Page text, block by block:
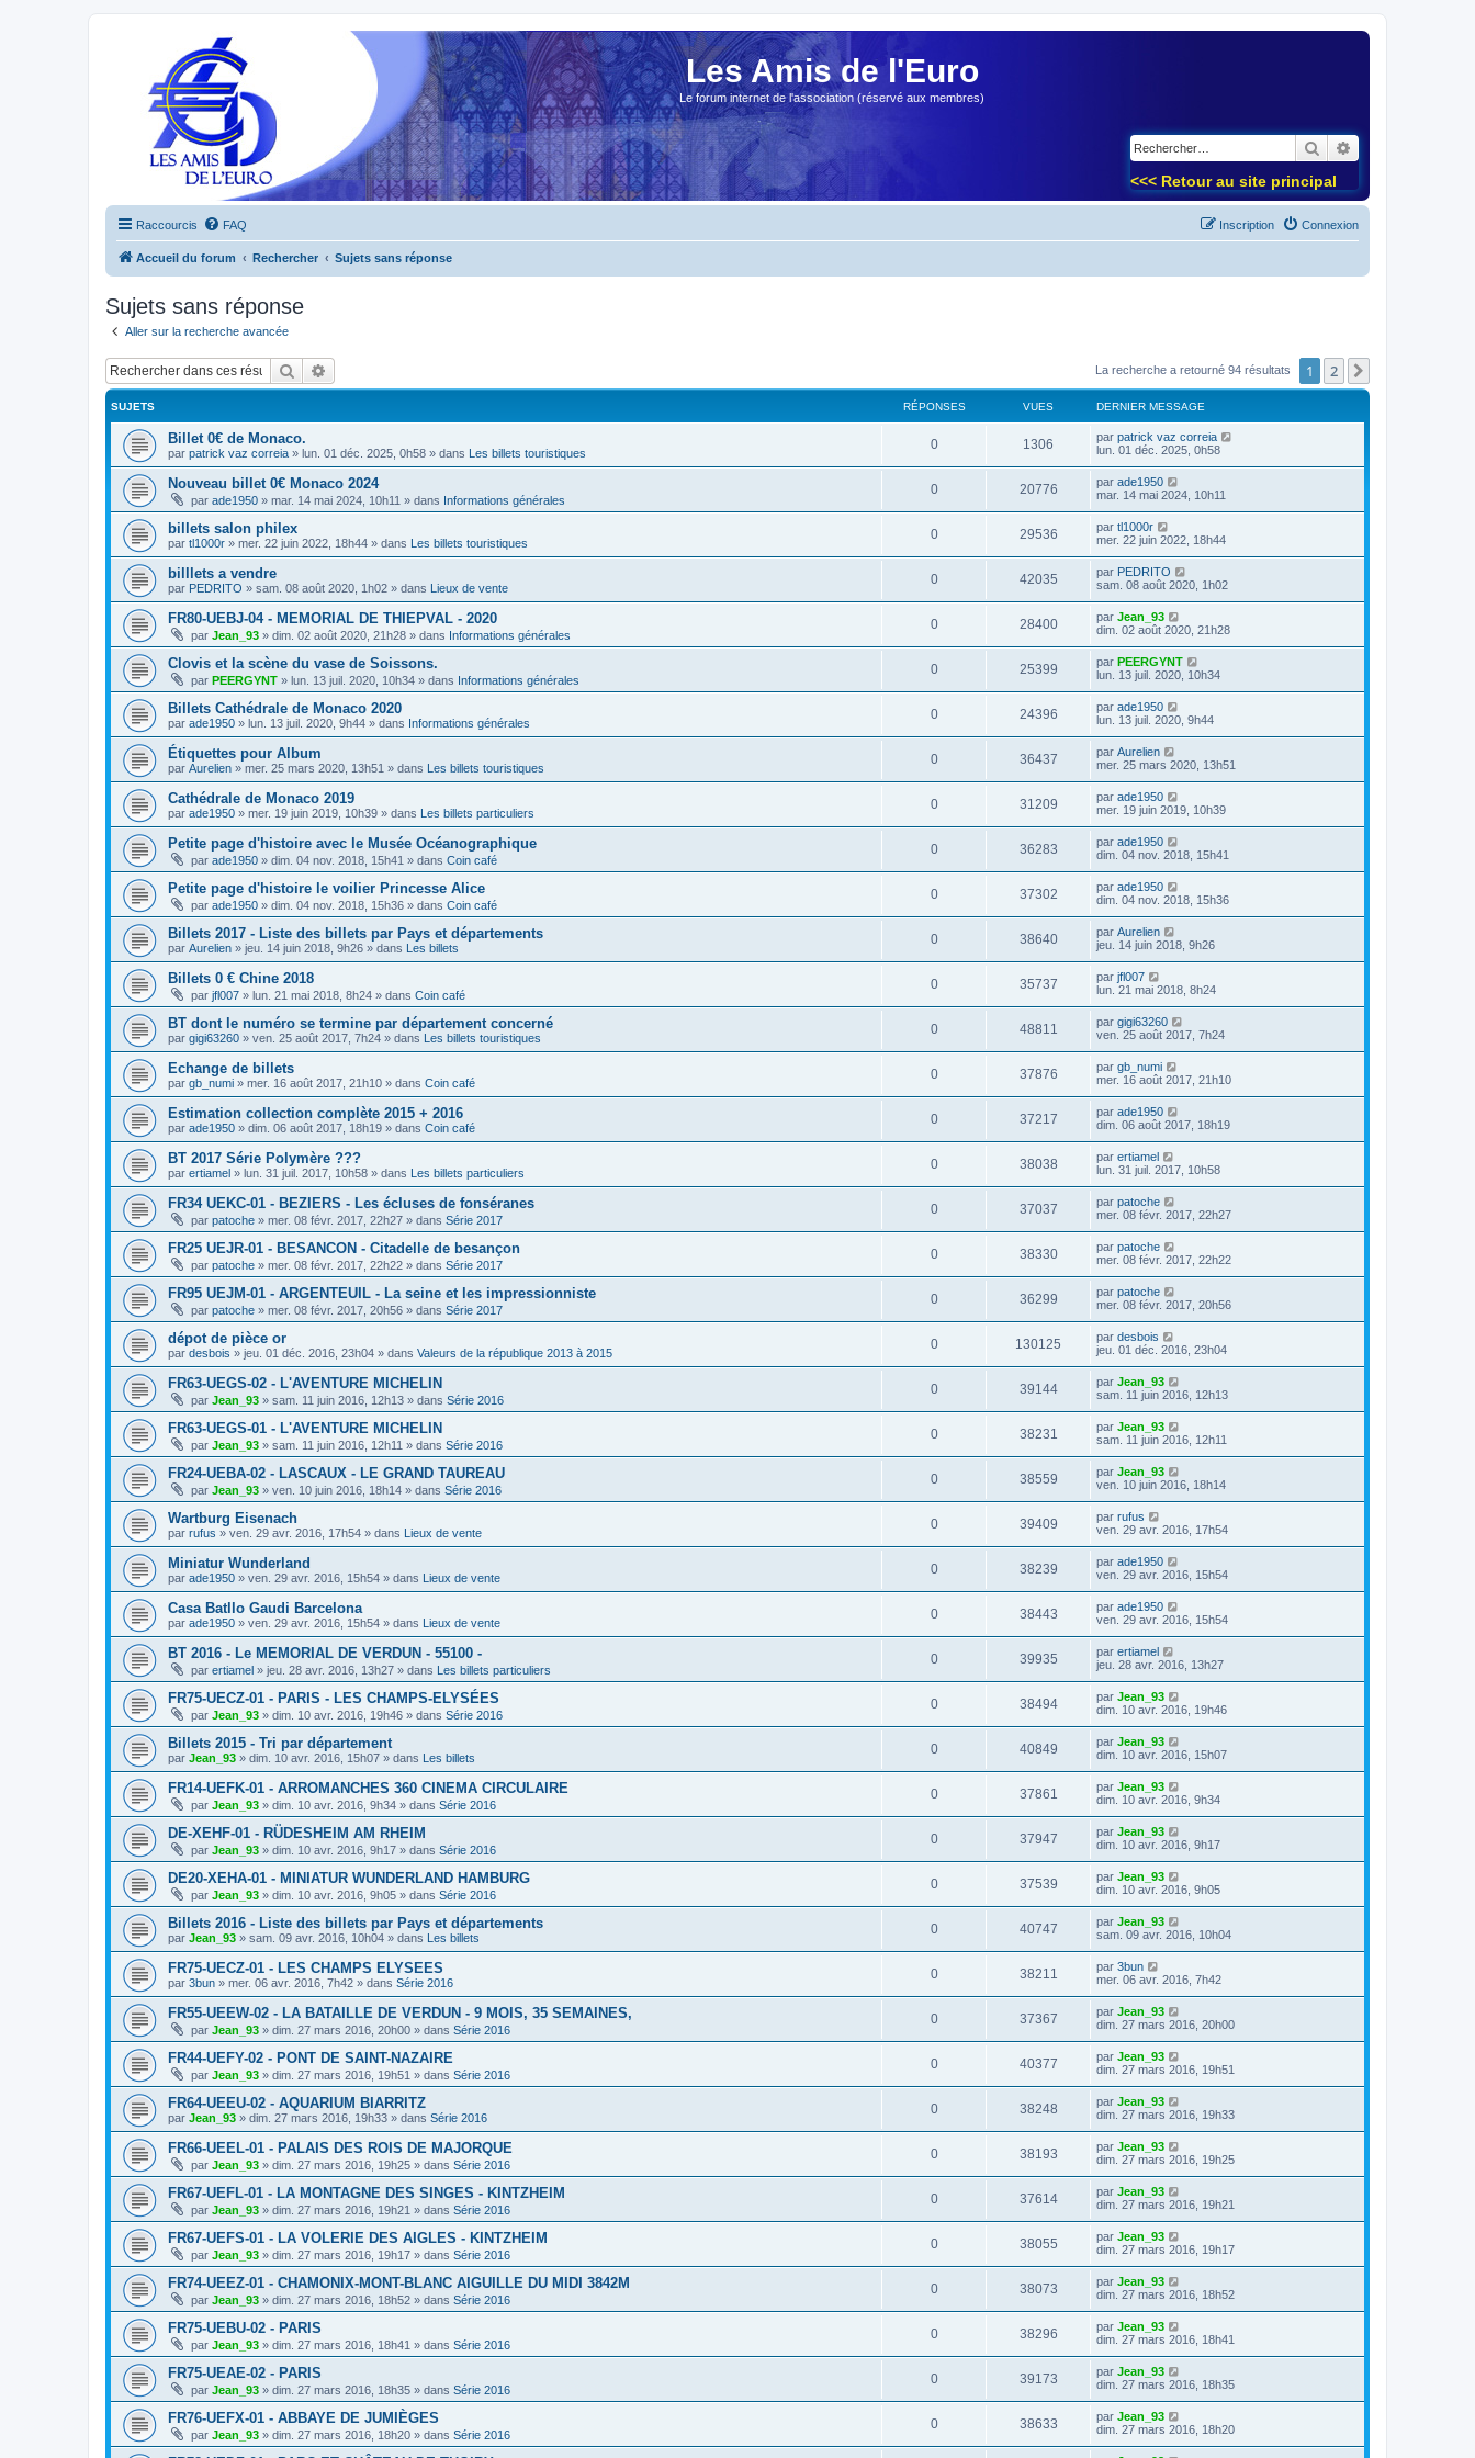
Les Amis de l'Euro
Le forum internet de l'association (réservé aux membres)
Rechercher
<<< Retour au site principal
Raccourcis FAQ Connexion
Inscription
Accueil du forum Rechercher Sujets sans réponse
Sujets sans réponse
Aller sur la recherche avancée
Rechercher La recherche a retourné 94 résultats 1 2
SUJETS RÉPONSES VUES DERNIER MESSAGE
Billet 0€ de Monaco.
par patrick vaz correia » lun. 01 déc. 2025, 0h58 » dans Les billets touristiques
0 1306 par patrick vaz correia
lun. 01 déc. 2025, 0h58
Nouveau billet 0€ Monaco 2024
par ade1950 » mar. 14 mai 2024, 10h11 » dans Informations générales
0 20776 par ade1950
mar. 14 mai 2024, 10h11
billets salon philex
par tl1000r » mer. 22 juin 2022, 18h44 » dans Les billets touristiques
0 29536 par tl1000r
mer. 22 juin 2022, 18h44
billlets a vendre
par PEDRITO » sam. 08 août 2020, 1h02 » dans Lieux de vente
0 42035 par PEDRITO
sam. 08 août 2020, 1h02
FR80-UEBJ-04 - MEMORIAL DE THIEPVAL - 2020
par Jean_93 » dim. 02 août 2020, 21h28 » dans Informations générales
0 28400 par Jean_93
dim. 02 août 2020, 21h28
Clovis et la scène du vase de Soissons.
par PEERGYNT » lun. 13 juil. 2020, 10h34 » dans Informations générales
0 25399 par PEERGYNT
lun. 13 juil. 2020, 10h34
Billets Cathédrale de Monaco 2020
par ade1950 » lun. 13 juil. 2020, 9h44 » dans Informations générales
0 24396 par ade1950
lun. 13 juil. 2020, 9h44
Étiquettes pour Album
par Aurelien » mer. 25 mars 2020, 13h51 » dans Les billets touristiques
0 36437 par Aurelien
mer. 25 mars 2020, 13h51
Cathédrale de Monaco 2019
par ade1950 » mer. 19 juin 2019, 10h39 » dans Les billets particuliers
0 31209 par ade1950
mer. 19 juin 2019, 10h39
Petite page d'histoire avec le Musée Océanographique
par ade1950 » dim. 04 nov. 2018, 15h41 » dans Coin café
0 36283 par ade1950
dim. 04 nov. 2018, 15h41
Petite page d'histoire le voilier Princesse Alice
par ade1950 » dim. 04 nov. 2018, 15h36 » dans Coin café
0 37302 par ade1950
dim. 04 nov. 2018, 15h36
Billets 2017 - Liste des billets par Pays et départements
par Aurelien » jeu. 14 juin 2018, 9h26 » dans Les billets
0 38640 par Aurelien
jeu. 14 juin 2018, 9h26
Billets 0 € Chine 2018
par jfl007 » lun. 21 mai 2018, 8h24 » dans Coin café
0 35737 par jfl007
lun. 21 mai 2018, 8h24
BT dont le numéro se termine par département concerné
par gigi63260 » ven. 25 août 2017, 7h24 » dans Les billets touristiques
0 48811 par gigi63260
ven. 25 août 2017, 7h24
Echange de billets
par gb_numi » mer. 16 août 2017, 21h10 » dans Coin café
0 37876 par gb_numi
mer. 16 août 2017, 21h10
Estimation collection complète 2015 + 2016
par ade1950 » dim. 06 août 2017, 18h19 » dans Coin café
0 37217 par ade1950
dim. 06 août 2017, 18h19
BT 2017 Série Polymère ???
par ertiamel » lun. 31 juil. 2017, 10h58 » dans Les billets particuliers
0 38038 par ertiamel
lun. 31 juil. 2017, 10h58
FR34 UEKC-01 - BEZIERS - Les écluses de fonséranes
par patoche » mer. 08 févr. 2017, 22h27 » dans Série 2017
0 37037 par patoche
mer. 08 févr. 2017, 22h27
FR25 UEJR-01 - BESANCON - Citadelle de besançon
par patoche » mer. 08 févr. 2017, 22h22 » dans Série 2017
0 38330 par patoche
mer. 08 févr. 2017, 22h22
FR95 UEJM-01 - ARGENTEUIL - La seine et les impressionniste
par patoche » mer. 08 févr. 2017, 20h56 » dans Série 2017
0 36299 par patoche
mer. 08 févr. 2017, 20h56
dépot de pièce or
par desbois » jeu. 01 déc. 2016, 23h04 » dans Valeurs de la république 2013 à 2015
0 130125 par desbois
jeu. 01 déc. 2016, 23h04
FR63-UEGS-02 - L'AVENTURE MICHELIN
par Jean_93 » sam. 11 juin 2016, 12h13 » dans Série 2016
0 39144 par Jean_93
sam. 11 juin 2016, 12h13
FR63-UEGS-01 - L'AVENTURE MICHELIN
par Jean_93 » sam. 11 juin 2016, 12h11 » dans Série 2016
0 38231 par Jean_93
sam. 11 juin 2016, 12h11
FR24-UEBA-02 - LASCAUX - LE GRAND TAUREAU
par Jean_93 » ven. 10 juin 2016, 18h14 » dans Série 2016
0 38559 par Jean_93
ven. 10 juin 2016, 18h14
Wartburg Eisenach
par rufus » ven. 29 avr. 2016, 17h54 » dans Lieux de vente
0 39409 par rufus
ven. 29 avr. 2016, 17h54
Miniatur Wunderland
par ade1950 » ven. 29 avr. 2016, 15h54 » dans Lieux de vente
0 38239 par ade1950
ven. 29 avr. 2016, 15h54
Casa Batllo Gaudi Barcelona
par ade1950 » ven. 29 avr. 2016, 15h54 » dans Lieux de vente
0 38443 par ade1950
ven. 29 avr. 2016, 15h54
BT 2016 - Le MEMORIAL DE VERDUN - 55100 -
par ertiamel » jeu. 28 avr. 2016, 13h27 » dans Les billets particuliers
0 39935 par ertiamel
jeu. 28 avr. 2016, 13h27
FR75-UECZ-01 - PARIS - LES CHAMPS-ELYSÉES
par Jean_93 » dim. 10 avr. 2016, 19h46 » dans Série 2016
0 38494 par Jean_93
dim. 10 avr. 2016, 19h46
Billets 2015 - Tri par département
par Jean_93 » dim. 10 avr. 2016, 15h07 » dans Les billets
0 40849 par Jean_93
dim. 10 avr. 2016, 15h07
FR14-UEFK-01 - ARROMANCHES 360 CINEMA CIRCULAIRE
par Jean_93 » dim. 10 avr. 2016, 9h34 » dans Série 2016
0 37861 par Jean_93
dim. 10 avr. 2016, 9h34
DE-XEHF-01 - RÜDESHEIM AM RHEIM
par Jean_93 » dim. 10 avr. 2016, 9h17 » dans Série 2016
0 37947 par Jean_93
dim. 10 avr. 2016, 9h17
DE20-XEHA-01 - MINIATUR WUNDERLAND HAMBURG
par Jean_93 » dim. 10 avr. 2016, 9h05 » dans Série 2016
0 37539 par Jean_93
dim. 10 avr. 2016, 9h05
Billets 2016 - Liste des billets par Pays et départements
par Jean_93 » sam. 09 avr. 2016, 10h04 » dans Les billets
0 40747 par Jean_93
sam. 09 avr. 2016, 10h04
FR75-UECZ-01 - LES CHAMPS ELYSEES
par 3bun » mer. 06 avr. 2016, 7h42 » dans Série 2016
0 38211 par 3bun
mer. 06 avr. 2016, 7h42
FR55-UEEW-02 - LA BATAILLE DE VERDUN - 9 MOIS, 35 SEMAINES,
par Jean_93 » dim. 27 mars 2016, 20h00 » dans Série 2016
0 37367 par Jean_93
dim. 27 mars 2016, 20h00
FR44-UEFY-02 - PONT DE SAINT-NAZAIRE
par Jean_93 » dim. 27 mars 2016, 19h51 » dans Série 2016
0 40377 par Jean_93
dim. 27 mars 2016, 19h51
FR64-UEEU-02 - AQUARIUM BIARRITZ
par Jean_93 » dim. 27 mars 2016, 19h33 » dans Série 2016
0 38248 par Jean_93
dim. 27 mars 2016, 19h33
FR66-UEEL-01 - PALAIS DES ROIS DE MAJORQUE
par Jean_93 » dim. 27 mars 2016, 19h25 » dans Série 2016
0 38193 par Jean_93
dim. 27 mars 2016, 19h25
FR67-UEFL-01 - LA MONTAGNE DES SINGES - KINTZHEIM
par Jean_93 » dim. 27 mars 2016, 19h21 » dans Série 2016
0 37614 par Jean_93
dim. 27 mars 2016, 19h21
FR67-UEFS-01 - LA VOLERIE DES AIGLES - KINTZHEIM
par Jean_93 » dim. 27 mars 2016, 19h17 » dans Série 2016
0 38055 par Jean_93
dim. 27 mars 2016, 19h17
FR74-UEEZ-01 - CHAMONIX-MONT-BLANC AIGUILLE DU MIDI 3842M
par Jean_93 » dim. 27 mars 2016, 18h52 » dans Série 2016
0 38073 par Jean_93
dim. 27 mars 2016, 18h52
FR75-UEBU-02 - PARIS
par Jean_93 » dim. 27 mars 2016, 18h41 » dans Série 2016
0 38296 par Jean_93
dim. 27 mars 2016, 18h41
FR75-UEAE-02 - PARIS
par Jean_93 » dim. 27 mars 2016, 18h35 » dans Série 2016
0 39173 par Jean_93
dim. 27 mars 2016, 18h35
FR76-UEFX-01 - ABBAYE DE JUMIÈGES
par Jean_93 » dim. 27 mars 2016, 18h20 » dans Série 2016
0 38633 par Jean_93
dim. 27 mars 2016, 18h20